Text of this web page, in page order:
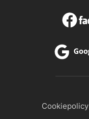
Cookiepolicy